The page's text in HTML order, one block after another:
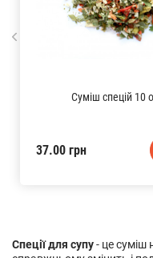
Спеції для супу- це суміш
Суміш спецій 10
37.00 грн